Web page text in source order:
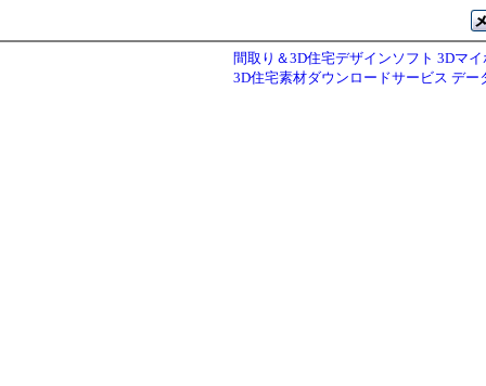
間取り＆3D住宅デザインソフト 3Dマ
3D住宅素材ダウンロードサービス デー